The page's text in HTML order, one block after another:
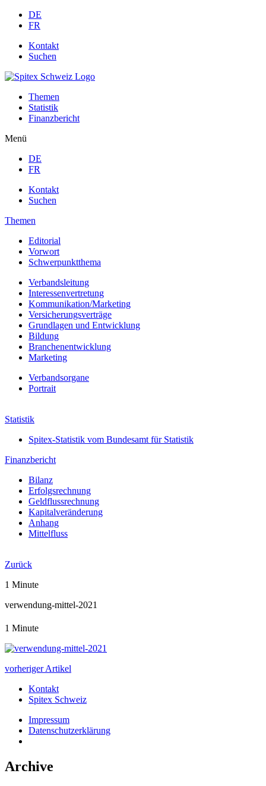
DE
FR
Kontakt
Suchen
Themen
Statistik
Finanzbericht
Menü
DE
FR
Kontakt
Suchen
Themen
Editorial
Vorwort
Schwerpunktthema
Verbandsleitung
Interessenvertretung
Kommunikation/Marketing
Versicherungsverträge
Grundlagen und Entwicklung
Bildung
Branchenentwicklung
Marketing
Verbands­organe
Portrait
Statistik
Spitex-Statistik vom Bundesamt für Statistik
Finanzbericht
Bilanz
Erfolgs­rechnung
Geldfluss­rechnung
Kapital­veränderung
Anhang
Mittelfluss
Zurück
1 Minute
verwendung-mittel-2021
1 Minute
vorheriger Artikel
Kontakt
Spitex Schweiz
Impressum
Datenschutzerklärung
Archive